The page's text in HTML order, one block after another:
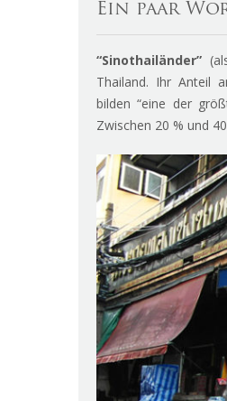
Ein paar
“Sinothailänder”
Thailand. Ihr Anteil
bilden “eine der
Zwischen 20 % und